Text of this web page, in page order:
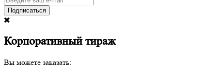
Подписаться
Корпоративный тираж
Вы можете заказать: